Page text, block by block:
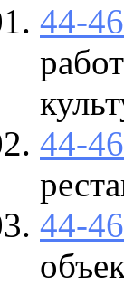
44-
44-
44-